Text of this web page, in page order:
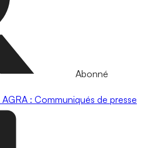
Abonné
AGRA : Communiqués de presse